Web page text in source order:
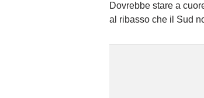
Dovrebbe stare a
al ribasso che il Sud